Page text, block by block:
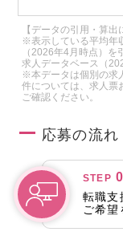
【データの引用・算出
※表示している平均年
（2026年4月時点）
求人データベース（
※本データは個別の求
件については、求人票
ご確認ください。
応募の流れ
STEP
転職支
ご希望